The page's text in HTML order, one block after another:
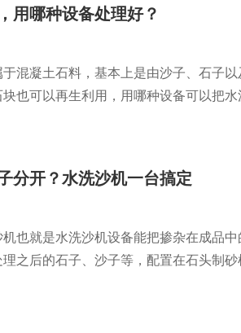
用哪种设备处理好？
混凝土石料，基本上是由沙子、石子
也可以再生利用，用哪种设备可以把
分开？水洗沙机一台搞定
也就是水洗沙机设备能把掺杂在成品
之后的石子、沙子等，配置在石头制